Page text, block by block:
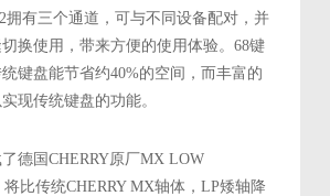
拥有三个通道，可与不同设备配对，并
换使用，带来方便的使用体验。68键
键盘能节省约40%的空间，而丰富的
现传统键盘的功能。
德国CHERRY原厂MX LOW
比传统CHERRY MX轴体，LP矮轴降